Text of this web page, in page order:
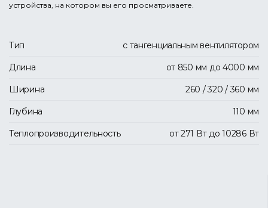
устройства, на котором вы его просматриваете.
Тип с тангенциальным вентилятором
Длина от 850 мм до 4000 мм
Ширина 260 / 320 / 360 мм
Глубина 110 мм
Теплопроизводительность от 271 Вт до 10286 Вт